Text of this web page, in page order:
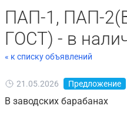
ПАП-1, ПАП-
ГОСТ) - в
« к списку объявлений
21.05.2026 Предложение
В заводских барабанах